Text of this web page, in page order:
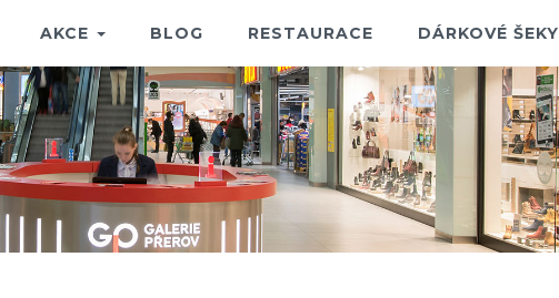
AKCE BLOG RESTAURACE DÁRKOVÉ ŠEKY